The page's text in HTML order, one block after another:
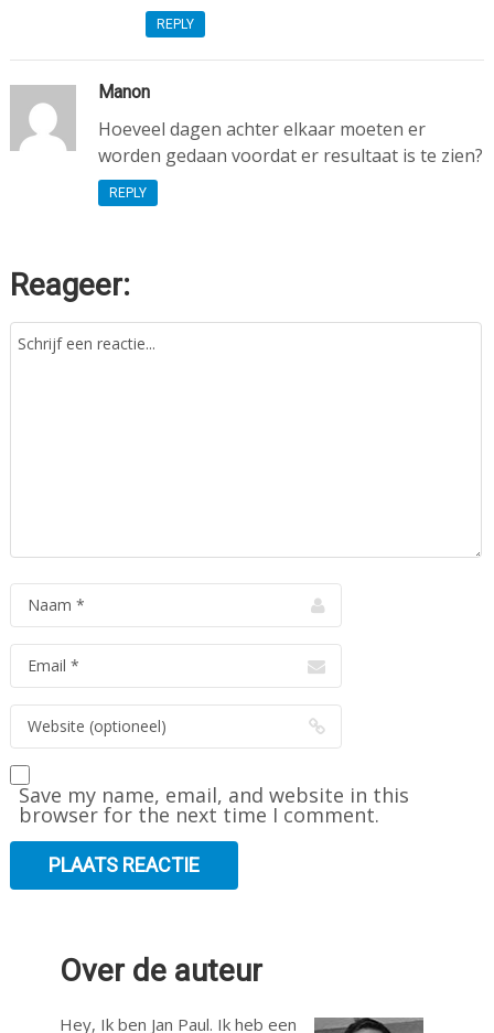
REPLY
Manon
Hoeveel dagen achter elkaar moeten er
worden gedaan voordat er resultaat is te zien?
REPLY
Reageer:
Save my name, email, and website in this
browser for the next time I comment.
Over de auteur
Hey, Ik ben Jan Paul. Ik heb een